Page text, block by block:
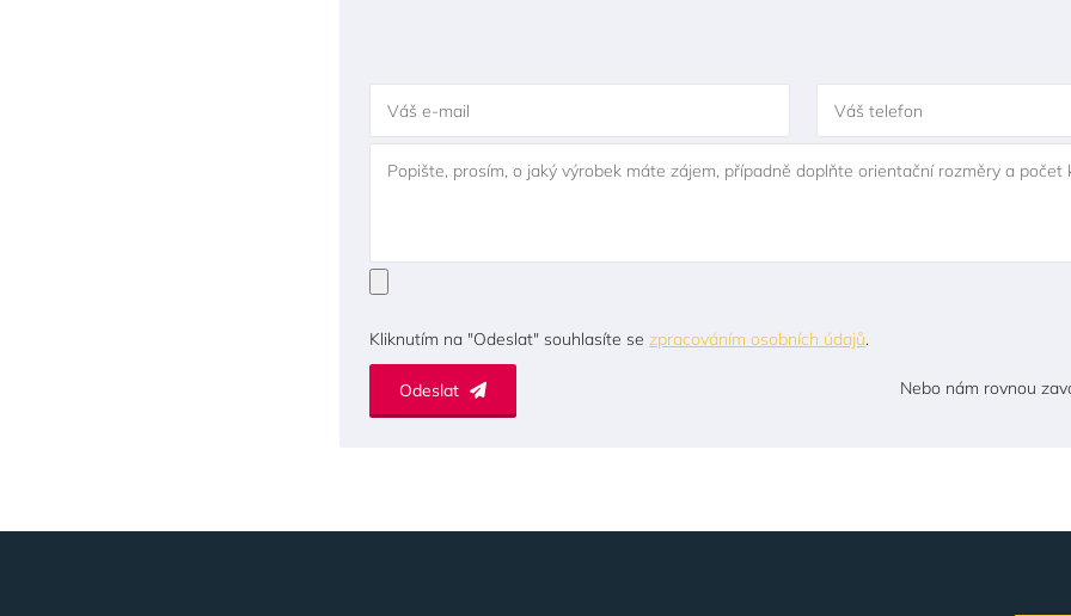
Váš e-mail Váš telefon
Popište, prosím, o jaký výrobek máte zájem, případně doplňte orientační rozměry a počet
Kliknutím na "Odeslat" souhlasíte sezpracováním osobních údajů.
Nebo nám rovnou
Odeslat